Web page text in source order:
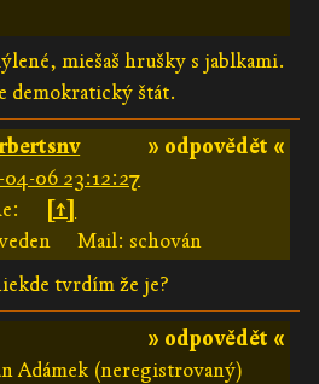
miešaš hrušky s jablkami.
demokratický štát.
» odpovědět «
04-06 23:12:27
[↑]
Mail: schován
tvrdím že je?
» odpovědět «
Adámek (neregistrovaný)